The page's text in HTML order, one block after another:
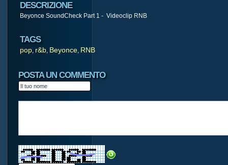
DESCRIZIONE
Beyonce SoundCheck Part 1 - Videoclip RNB
TAGS
pop, r&b, Beyonce, RNB
POSTA UN COMMENTO